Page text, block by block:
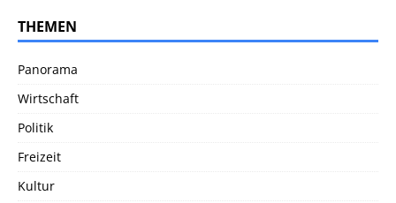
THEMEN
Panorama
Wirtschaft
Politik
Freizeit
Kultur